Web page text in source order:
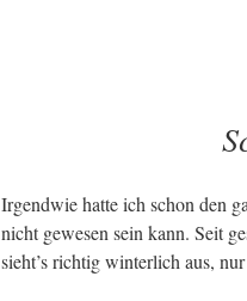
Irgend­wie hat­te ich schon den
nicht gewe­sen sein kann. Seit
sieht’s rich­tig win­ter­lich aus,